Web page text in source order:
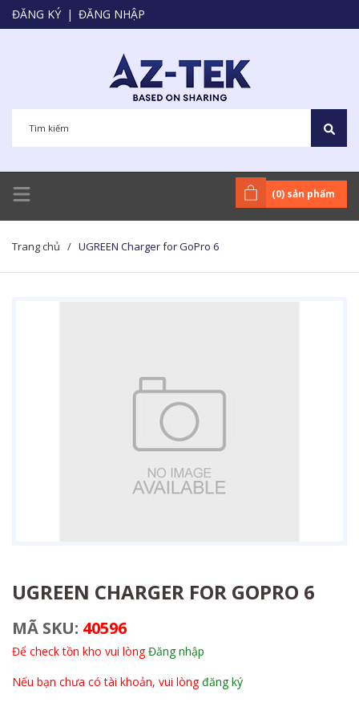
ĐĂNG KÝ | ĐĂNG NHẬP
(0) sản phẩm
Trang chủ / UGREEN Charger for GoPro 6
UGREEN CHARGER FOR GOPRO 6
MÃ SKU: 40596
Để check tồn kho vui lòngĐăng nhập
Nếu bạn chưa có tài khoản, vui lòngđăng ký